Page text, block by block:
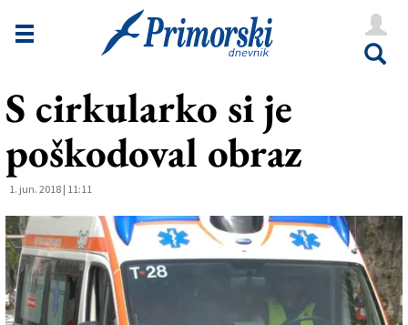
Novice
Goriška
Kultura
Šport
Še
Vreme
V Kioskih
S cirkularko si je
poškodoval obraz
1. jun. 2018 | 11:11